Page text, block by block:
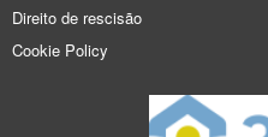
Direito de rescisão
Cookie Policy